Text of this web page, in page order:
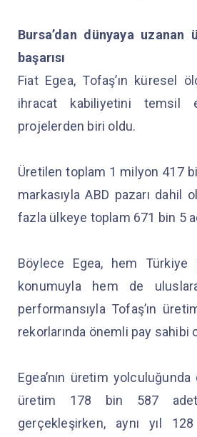
Bursa’dan dünyaya
başarısı
Fiat Egea, Tofaş’ın küresel
ihracat kabiliyetini temsil
projelerden biri oldu.
Üretilen toplam 1 milyon 417
markasıyla ABD pazarı dahil
fazla ülkeye toplam 671 bin 5
Böylece Egea, hem Türkiye
konumuyla hem de
performansıyla Tofaş’ın
rekorlarında önemli pay sahibi
Egea’nın üretim
üretim 178 bin 587
gerçekleşirken, aynı yıl